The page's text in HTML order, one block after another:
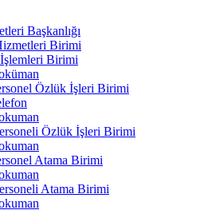
Başkanlığı
Birimi
Birimi
Özlük İşleri Birimi
Özlük İşleri Birimi
Atama Birimi
Atama Birimi